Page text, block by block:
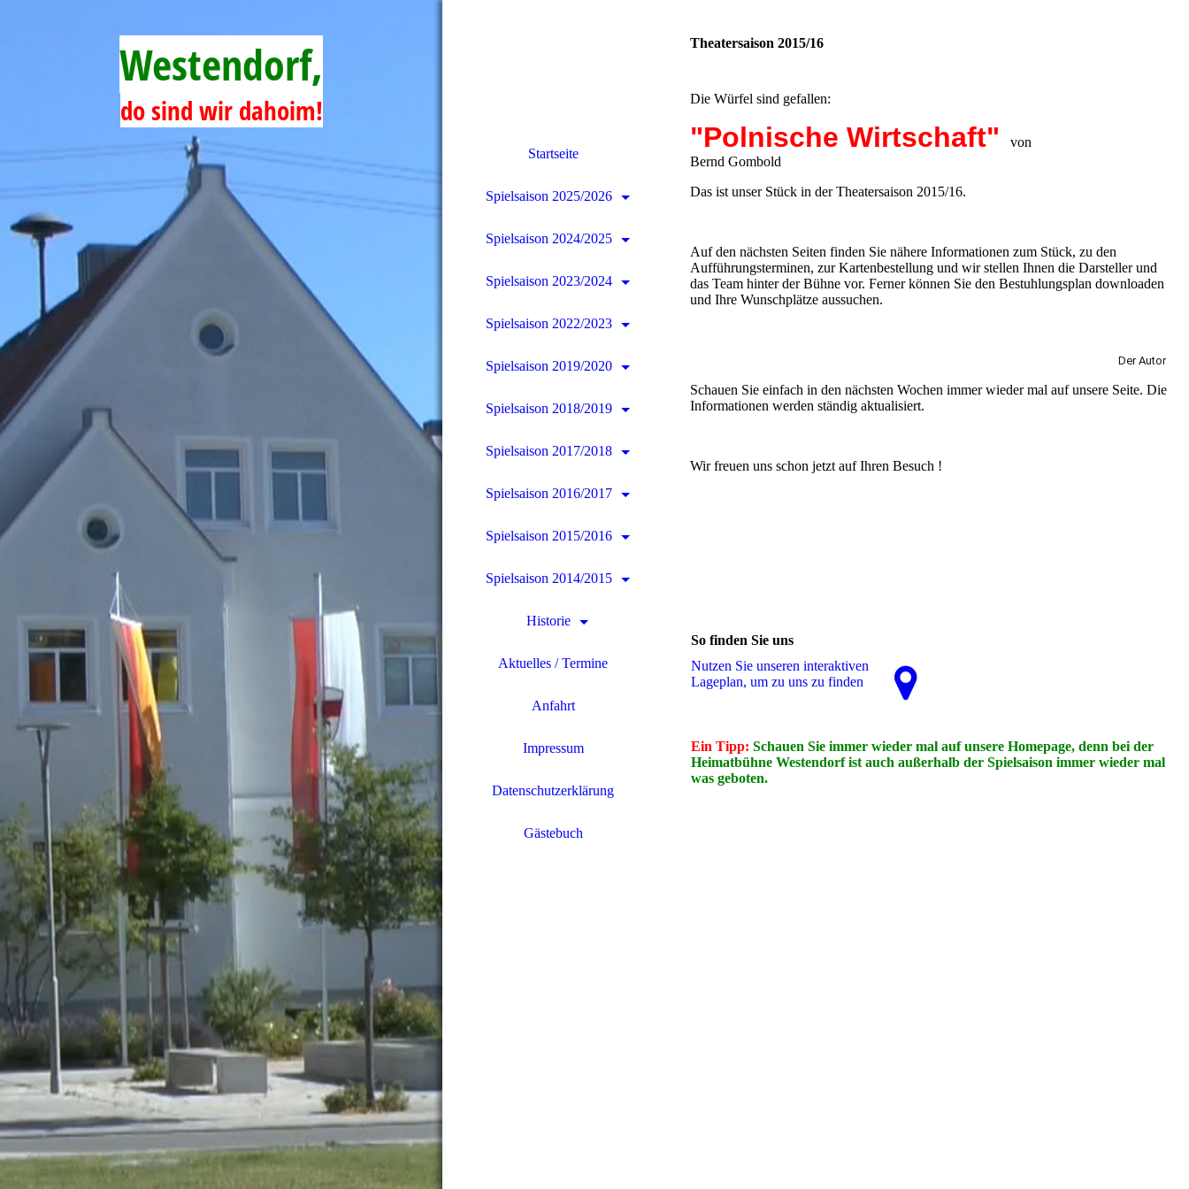
Westendorf,
do sind wir dahoim!
Startseite
Spielsaison 2025/2026
Spielsaison 2024/2025
Spielsaison 2023/2024
Spielsaison 2022/2023
Spielsaison 2019/2020
Spielsaison 2018/2019
Spielsaison 2017/2018
Spielsaison 2016/2017
Spielsaison 2015/2016
Spielsaison 2014/2015
Historie
Aktuelles / Termine
Anfahrt
Impressum
Datenschutzerklärung
Gästebuch
Theatersaison 2015/16
Die Würfel sind gefallen:
"Polnische Wirtschaft"
von
Bernd Gombold
Das ist unser Stück in der Theatersaison 2015/16.
Auf den nächsten Seiten finden Sie nähere Informationen zum Stück, zu den
Aufführungsterminen, zur Kartenbestellung und wir stellen Ihnen die Darsteller und
das Team hinter der Bühne vor. Ferner können Sie den Bestuhlungsplan downloaden
und Ihre Wunschplätze aussuchen.
Der Autor
Schauen Sie einfach in den nächsten Wochen immer wieder mal auf unsere Seite. Die
Informationen werden ständig aktualisiert.
Wir freuen uns schon jetzt auf Ihren Besuch !
So finden Sie uns
Nutzen Sie unseren interaktiven
La­ge­plan, um zu uns zu finden
Ein Tipp: Schauen Sie immer wieder mal auf unsere Homepage, denn bei der
Heimatbühne Westendorf ist auch außerhalb der Spielsaison immer wieder mal
was geboten.